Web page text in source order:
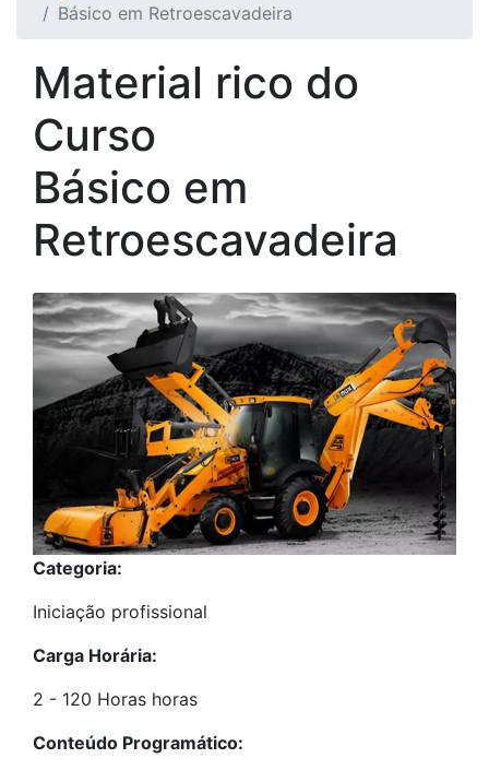
Básico em Retroescavadeira
Material rico do
Curso
Básico em
Retroescavadeira
Categoria:
Iniciação profissional
Carga Horária:
2 - 120 Horas horas
Conteúdo Programático: